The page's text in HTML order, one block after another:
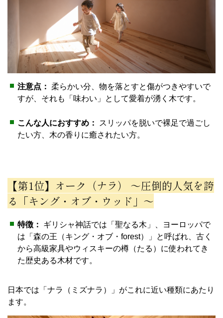
注意点： 柔らかい分、物を落とすと傷がつきやすいで
すが、それも「味わい」として愛着が湧く木です。
こんな人におすすめ：
スリッパを脱いで裸足で過ごし
たい方、木の香りに癒されたい方。
【第1位】オーク（ナラ） 〜圧倒的人気を誇
る「キング・オブ・ウッド」〜
特徴：
ギリシャ神話では「聖なる木」、ヨーロッパで
は「森の王（キング・オブ・forest）」と呼ばれ、古く
から高級家具やウィスキーの樽（たる）に使われてき
た歴史ある木材です。
日本では「ナラ（ミズナラ）」がこれに近い種類にあたり
ます。